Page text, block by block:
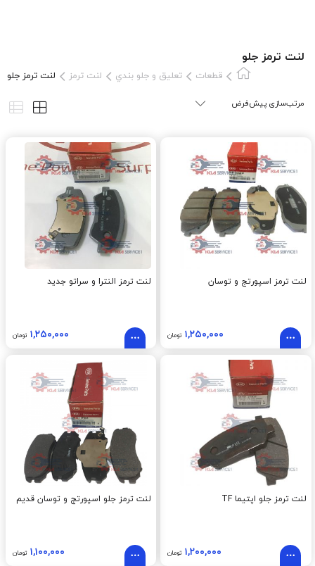
لنت ترمز جلو
قطعات تعلیق و جلو بندي لنت ترمز لنت ترمز جلو
لنت ترمز اسپورتج و توسان
۱,۲۵۰,۰۰۰ تومان
لنت ترمز النترا و سراتو جدید
۱,۲۵۰,۰۰۰ تومان
لنت ترمز جلو اپتيما TF
۱,۲۰۰,۰۰۰ تومان
لنت ترمز جلو اسپورتج و توسان قديم
۱,۱۰۰,۰۰۰ تومان